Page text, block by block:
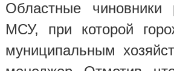
Областные чиновники
МСУ, при которой
муниципальным